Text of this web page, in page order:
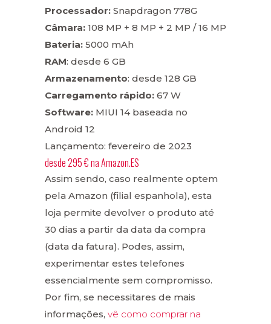
Processador: Snapdragon 778G
Câmara: 108 MP + 8 MP + 2 MP / 16 MP
Bateria: 5000 mAh
RAM: desde 6 GB
Armazenamento: desde 128 GB
Carregamento rápido: 67 W
Software: MIUI 14 baseada no
Android 12
Lançamento: fevereiro de 2023
desde295 €naAmazon.ES
Assim sendo, caso realmente optem
pela Amazon (filial espanhola), esta
loja permite devolver o produto até
30 dias a partir da data da compra
(data da fatura). Podes, assim,
experimentar estes telefones
essencialmente sem compromisso.
Por fim, se necessitares de mais
informações, vê como comprar na